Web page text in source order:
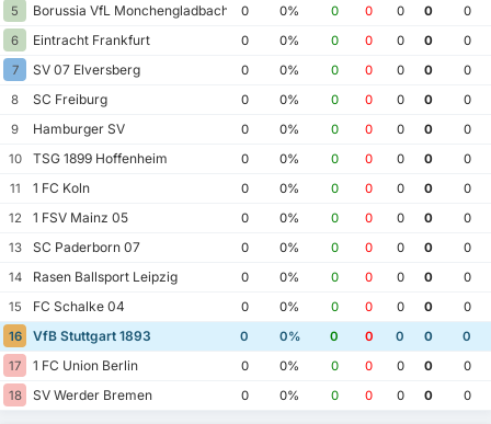
5
Borussia VfL Monchengladbach 0 0% 0 0 0 0
0
6
Eintracht Frankfurt 0 0% 0 0 0 0
0
7
SV 07 Elversberg 0 0% 0 0 0 0
0
8
SC Freiburg 0 0% 0 0 0 0
0
9
Hamburger SV 0 0% 0 0 0 0
0
10
TSG 1899 Hoffenheim 0 0% 0 0 0 0
0
11
1 FC Koln 0 0% 0 0 0 0
0
12
1 FSV Mainz 05 0 0% 0 0 0 0
0
13
SC Paderborn 07 0 0% 0 0 0 0
0
14
Rasen Ballsport Leipzig 0 0% 0 0 0 0
0
15
FC Schalke 04 0 0% 0 0 0 0
0
16
VfB Stuttgart 1893 0 0% 0 0 0 0
0
17
1 FC Union Berlin 0 0% 0 0 0 0
0
18
SV Werder Bremen 0 0% 0 0 0 0 0